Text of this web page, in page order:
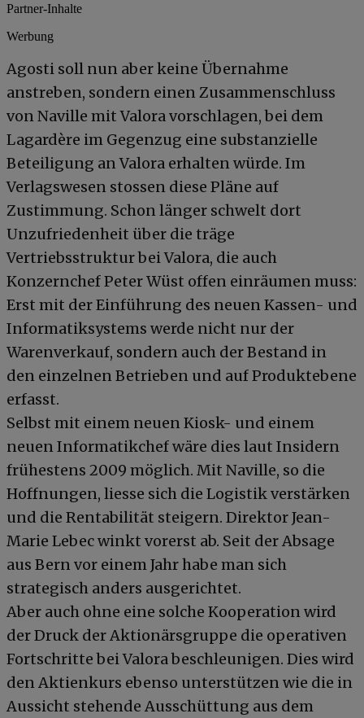
Partner-Inhalte
Werbung
Agosti soll nun aber keine Übernahme
anstreben, sondern einen Zusammenschluss
von Naville mit Valora vorschlagen, bei dem
Lagardère im Gegenzug eine substanzielle
Beteiligung an Valora erhalten würde. Im
Verlagswesen stossen diese Pläne auf
Zustimmung. Schon länger schwelt dort
Unzufriedenheit über die träge
Vertriebsstruktur bei Valora, die auch
Konzernchef Peter Wüst offen einräumen muss:
Erst mit der Einführung des neuen Kassen- und
Informatiksystems werde nicht nur der
Warenverkauf, sondern auch der Bestand in
den einzelnen Betrieben und auf Produktebene
erfasst.
Selbst mit einem neuen Kiosk- und einem
neuen Informatikchef wäre dies laut Insidern
frühestens 2009 möglich. Mit Naville, so die
Hoffnungen, liesse sich die Logistik verstärken
und die Rentabilität steigern. Direktor Jean-
Marie Lebec winkt vorerst ab. Seit der Absage
aus Bern vor einem Jahr habe man sich
strategisch anders ausgerichtet.
Aber auch ohne eine solche Kooperation wird
der Druck der Aktionärsgruppe die operativen
Fortschritte bei Valora beschleunigen. Dies wird
den Aktienkurs ebenso unterstützen wie die in
Aussicht stehende Ausschüttung aus dem